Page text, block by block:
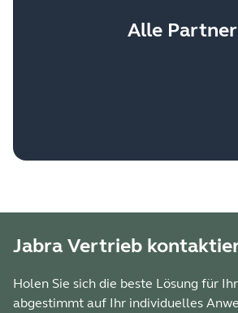
Alle Partner
Jabra Vertrieb
Holen Sie sich die beste Lösung für
abgestimmt auf Ihr individuelles